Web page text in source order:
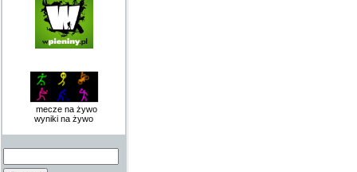
mecze na żywo
wyniki na żywo